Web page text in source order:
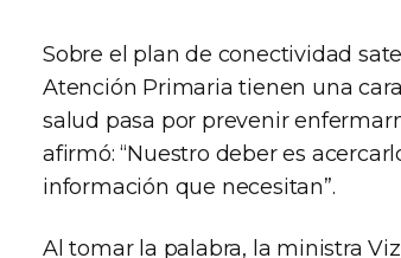
Sobre el plan de conectividad
Atención Primaria tienen una
salud pasa por prevenir
afirmó: “Nuestro deber es
información que necesitan”.
Al tomar la palabra, la ministra